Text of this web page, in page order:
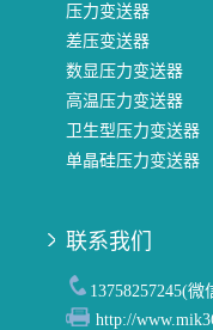
压力变送器
差压变送器
数显压力变送器
高温压力变送器
卫生型压力变送器
单晶硅压力变送器
联系我们
13758257245(微
http://